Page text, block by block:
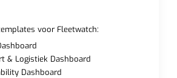
voor Fleetwatch:
& Logistiek Dashboard
Dashboard